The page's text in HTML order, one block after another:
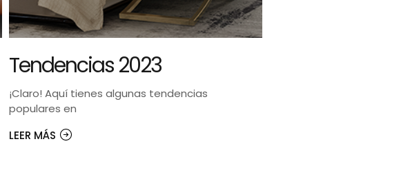
Tendencias 2023
¡Claro! Aquí tienes algunas tendencias
populares en
LEER MÁS